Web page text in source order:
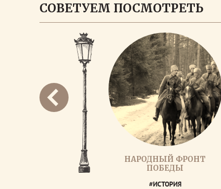
СОВЕТУЕМ ПОСМОТРЕТЬ
НАРОДНЫЙ ФРОНТ
ПОБЕДЫ
#ИСТОРИЯ